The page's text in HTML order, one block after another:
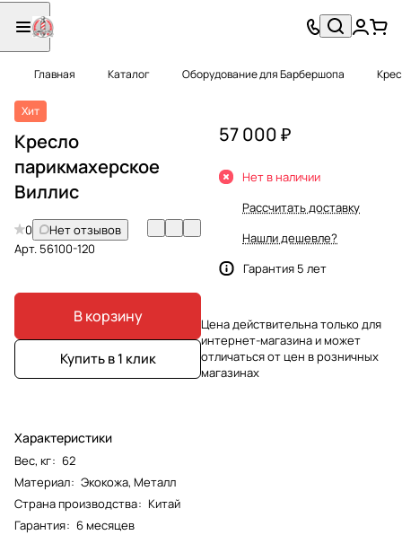
Главная Каталог Оборудование для Барбершопа
Хит
Кресло
парикмахерское
Виллис
0
Нет отзывов
Арт. 56100-120
В корзину
Купить в 1 клик
Характеристики
Вес, кг: 62
Материал: Экокожа, Металл
Страна производства: Китай
Гарантия: 6 месяцев
57 000 ₽
Нет в наличии
Рассчитать доставку
Нашли дешевле?
Гарантия 5 лет
Цена действительна только для
интернет-магазина и может
отличаться от цен в розничных
магазинах